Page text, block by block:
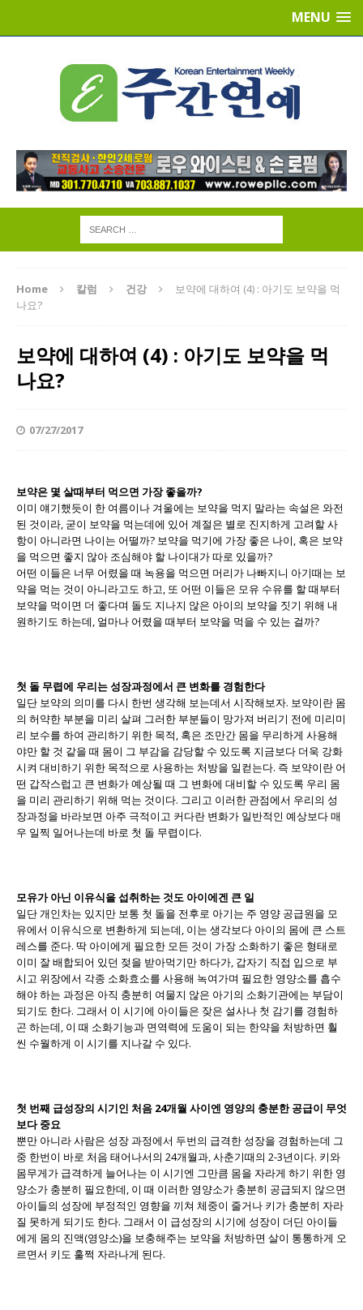
MENU
Home 칼럼 건강
보약에 대하여 (4) : 아기도 보약을 먹
나요?
보약에 대하여 (4) : 아기도 보약을 먹
나요?
07/27/2017
보약은 몇 살때부터 먹으면 가장 좋을까?
이미 얘기했듯이 한 여름이나 겨울에는 보약을 먹지 말라는 속설은 와전
된 것이라, 굳이 보약을 먹는데에 있어 계절은 별로 진지하게 고려할 사
항이 아니라면 나이는 어떨까? 보약을 먹기에 가장 좋은 나이, 혹은 보약
을 먹으면 좋지 않아 조심해야 할 나이대가 따로 있을까?
어떤 이들은 너무 어렸을 때 녹용을 먹으면 머리가 나빠지니 아기때는 보
약을 먹는 것이 아니라고도 하고, 또 어떤 이들은 모유 수유를 할 때부터
보약을 먹이면 더 좋다며 돌도 지나지 않은 아이의 보약을 짓기 위해 내
원하기도 하는데, 얼마나 어렸을 때부터 보약을 먹을 수 있는 걸까?
첫 돌 무렵에 우리는 성장과정에서 큰 변화를 경험한다
일단 보약의 의미를 다시 한번 생각해 보는데서 시작해보자. 보약이란 몸
의 허약한 부분을 미리 살펴 그러한 부분들이 망가져 버리기 전에 미리미
리 보수를 하여 관리하기 위한 목적, 혹은 조만간 몸을 무리하게 사용해
야만 할 것 같을 때 몸이 그 부감을 감당할 수 있도록 지금보다 더욱 강화
시켜 대비하기 위한 목적으로 사용하는 처방을 일컫는다. 즉 보약이란 어
떤 갑작스럽고 큰 변화가 예상될 때 그 변화에 대비할 수 있도록 우리 몸
을 미리 관리하기 위해 먹는 것이다. 그리고 이러한 관점에서 우리의 성
장과정을 바라보면 아주 극적이고 커다란 변화가 일반적인 예상보다 매
우 일찍 일어나는데 바로 첫 돌 무렵이다.
모유가 아닌 이유식을 섭취하는 것도 아이에겐 큰 일
일단 개인차는 있지만 보통 첫 돌을 전후로 아기는 주 영양 공급원을 모
유에서 이유식으로 변환하게 되는데, 이는 생각보다 아이의 몸에 큰 스트
레스를 준다. 딱 아이에게 필요한 모든 것이 가장 소화하기 좋은 형태로
이미 잘 배합되어 있던 젖을 받아먹기만 하다가, 갑자기 직접 입으로 부
시고 위장에서 각종 소화효소를 사용해 녹여가며 필요한 영양소를 흡수
해야 하는 과정은 아직 충분히 여물지 않은 아기의 소화기관에는 부담이
되기도 한다. 그래서 이 시기에 아이들은 잦은 설사나 첫 감기를 경험하
곤 하는데, 이 때 소화기능과 면역력에 도움이 되는 한약을 처방하면 훨
씬 수월하게 이 시기를 지나갈 수 있다.
첫 번째 급성장의 시기인 처음 24개월 사이엔 영양의 충분한 공급이 무엇
보다 중요
뿐만 아니라 사람은 성장 과정에서 두번의 급격한 성장을 경험하는데 그
중 한번이 바로 처음 태어나서의 24개월과, 사춘기때의 2-3년이다. 키와
몸무게가 급격하게 늘어나는 이 시기엔 그만큼 몸을 자라게 하기 위한 영
양소가 충분히 필요한데, 이 때 이러한 영양소가 충분히 공급되지 않으면
아이들의 성장에 부정적인 영향을 끼쳐 체중이 줄거나 키가 충분히 자라
질 못하게 되기도 한다. 그래서 이 급성장의 시기에 성장이 더딘 아이들
에게 몸의 진액(영양소)을 보충해주는 보약을 처방하면 살이 통통하게 오
르면서 키도 훌쩍 자라나게 된다.